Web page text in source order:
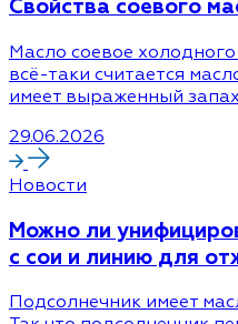
Cвойства соевого
Масло соевое
всё-таки считается
имеет выраженный
29.06.2026
Новости
Можно ли
с сои и линию для
Подсолнечник имеет